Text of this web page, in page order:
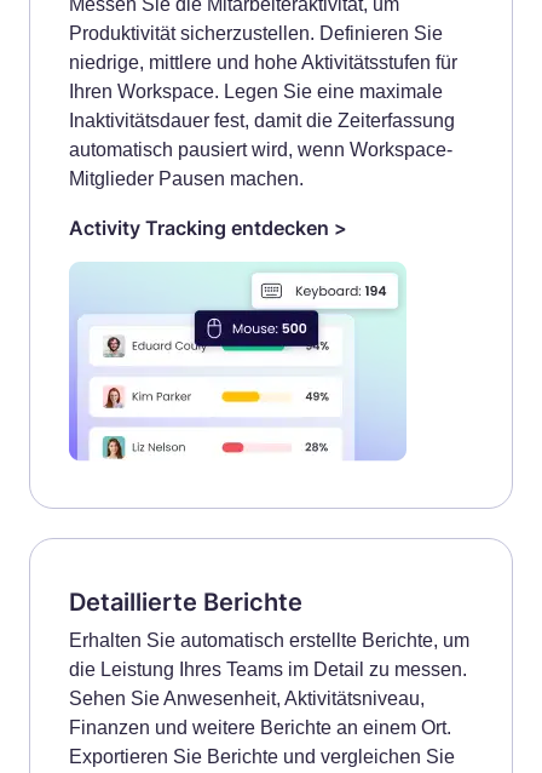
Messen Sie die Mitarbeiteraktivität, um
Produktivität sicherzustellen. Definieren Sie
niedrige, mittlere und hohe Aktivitätsstufen für
Ihren Workspace. Legen Sie eine maximale
Inaktivitätsdauer fest, damit die Zeiterfassung
automatisch pausiert wird, wenn Workspace-
Mitglieder Pausen machen.
Activity Tracking entdecken >
Detaillierte Berichte
Erhalten Sie automatisch erstellte Berichte, um
die Leistung Ihres Teams im Detail zu messen.
Sehen Sie Anwesenheit, Aktivitätsniveau,
Finanzen und weitere Berichte an einem Ort.
Exportieren Sie Berichte und vergleichen Sie